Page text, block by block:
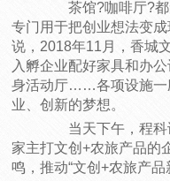
茶馆?咖啡厅?都无
专门用于把创业想法变
说，2018年11月，香城
入孵企业配好家具和办
身活动厅……各项设施一
业、创新的梦想。
当天下午，程科谈
家主打文创+农旅产品的
鸣，推动“文创+农旅产